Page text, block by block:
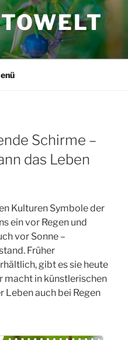
Schirme –
das Leben
Kulturen Symbole der
ein vor Regen und
vor Sonne –
Früher
gibt es sie heute
macht in künstlerischen
Leben auch bei Regen